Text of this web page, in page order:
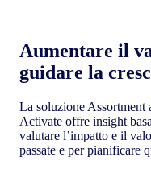
Aumentare il
guidare la
La soluzione
Activate offre insight
valutare l’impatto e il
passate e per pianificare